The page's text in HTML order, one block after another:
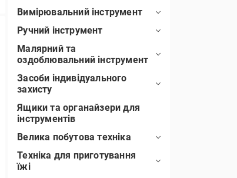
Вимірювальний інструмент
Ручний інструмент
Малярний та
оздоблювальний інструмент
Засоби індивідуального
захисту
Ящики та органайзери для
інструментів
Велика побутова техніка
Техніка для приготування
їжі